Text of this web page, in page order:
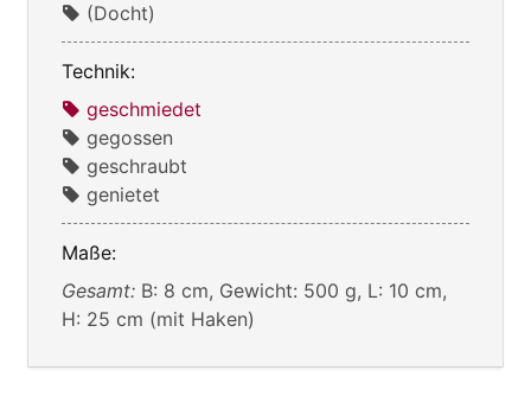
(Docht)
Technik:
geschmiedet
gegossen
geschraubt
genietet
Maße:
Gesamt: B: 8 cm, Gewicht: 500 g, L: 10 cm,
H: 25 cm (mit Haken)